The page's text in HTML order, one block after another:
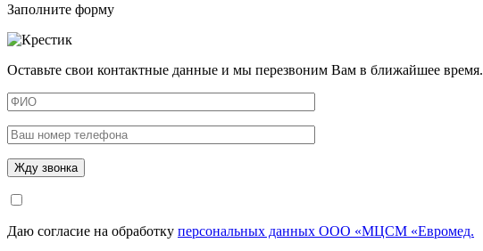
Заполните форму
Оставьте свои контактные данные и мы перезвоним Вам в ближайшее время.
Даю согласие на обработку персональных данных ООО «МЦСМ «Евромед.